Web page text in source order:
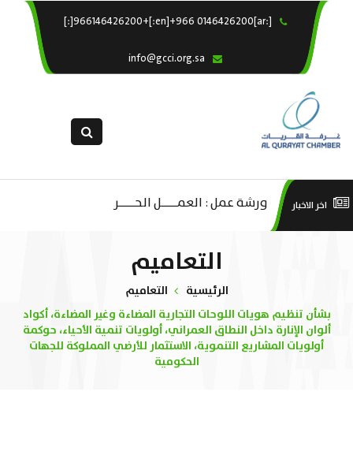
[:ar]966146426200+[:en]+966 0146426200[:] ×
خدماتنا
التقديم الالكترونى
اخر الاخبار ورشة عمل : العمـــــل الحـــــر
التعاميم
الرئيسية
التعاميم
بشأن تنظيم هويات اللوحات التجارية المضاءة وغير المضاءة، أكواد
ألوان الإنارة داخل النطاق العمراني، أولويات تنمية الأحياء، حوكمة
أولويات المشاريع التنموية، الاستثمار للأرضي المملوكة للجهات
الحكومية